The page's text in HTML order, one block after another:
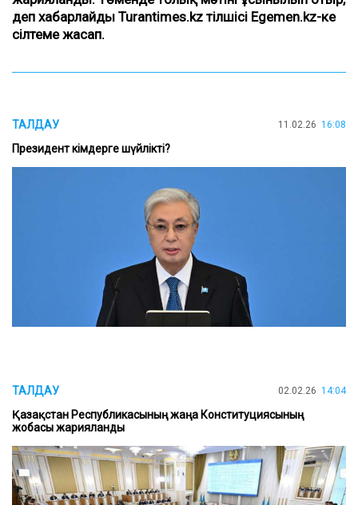
деп хабарлайды Turantimes.kz тілшісі Egemen.kz-ке
сілтеме жасап.
ТАЛДАУ 11.02.26 16:08
Президент кімдерге шүйлікті?
ТАЛДАУ 02.02.26 14:04
Қазақстан Республикасының жаңа Конституциясының
жобасы жарияланды